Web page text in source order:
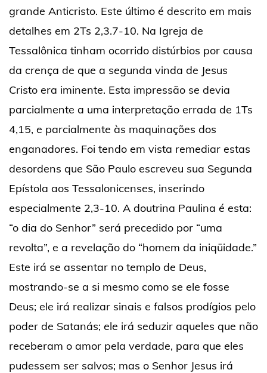
grande Anticristo. Este último é descrito em mais
detalhes em 2Ts 2,3.7-10. Na Igreja de
Tessalônica tinham ocorrido distúrbios por causa
da crença de que a segunda vinda de Jesus
Cristo era iminente. Esta impressão se devia
parcialmente a uma interpretação errada de 1Ts
4,15, e parcialmente às maquinações dos
enganadores. Foi tendo em vista remediar estas
desordens que São Paulo escreveu sua Segunda
Epístola aos Tessalonicenses, inserindo
especialmente 2,3-10. A doutrina Paulina é esta:
“o dia do Senhor” será precedido por “uma
revolta”, e a revelação do “homem da iniqüidade.”
Este irá se assentar no templo de Deus,
mostrando-se a si mesmo como se ele fosse
Deus; ele irá realizar sinais e falsos prodígios pelo
poder de Satanás; ele irá seduzir aqueles que não
receberam o amor pela verdade, para que eles
pudessem ser salvos; mas o Senhor Jesus irá